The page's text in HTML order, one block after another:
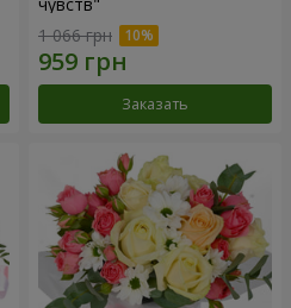
1 066 грн
Заказать